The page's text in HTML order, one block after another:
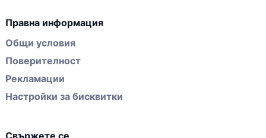
Правна информация
Общи условия
Поверителност
Рекламации
Настройки за бисквитки
Свържете се